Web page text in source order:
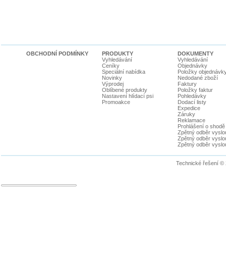
OBCHODNÍ PODMÍNKY
PRODUKTY
Vyhledávání
Ceníky
Speciální nabídka
Novinky
Výprodej
Oblíbené produkty
Nastavení hlídací psi
Promoakce
DOKUMENTY
Vyhledávání
Objednávky
Položky
Nedodané zboží
Faktury
Položky faktur
Pohledávky
Dodací listy
Expedice
Záruky
Reklamace
Prohlášení o shodě
Zpětný odběr
Zpětný odběr
Zpětný odběr
Technické řešení ©